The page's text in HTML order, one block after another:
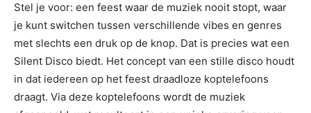
Stel je voor: een feest waar de muziek nooit stopt, waar
je kunt switchen tussen verschillende vibes en genres
met slechts een druk op de knop. Dat is precies wat een
Silent Disco biedt. Het concept van een stille disco houdt
in dat iedereen op het feest draadloze koptelefoons
draagt. Via deze koptelefoons wordt de muziek